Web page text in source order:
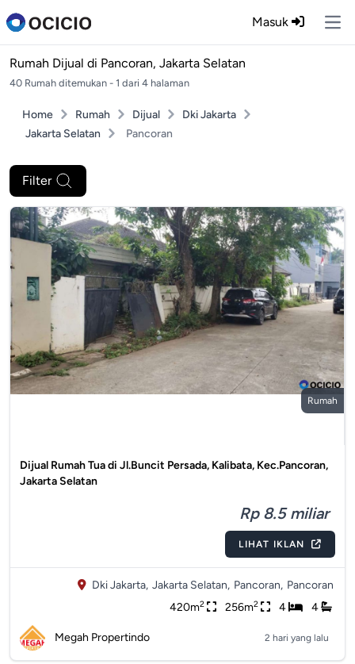
Masuk
Rumah Dijual di Pancoran, Jakarta Selatan
40 Rumah ditemukan - 1 dari 4 halaman
Home Rumah Dijual
Dki Jakarta
Jakarta Selatan
Pancoran
Filter
Rumah
Dijual Rumah Tua di Jl.Buncit Persada, Kalibata, Kec.Pancoran,
Jakarta Selatan
Rp 8.5 miliar
LIHAT IKLAN
Dki Jakarta, Jakarta Selatan, Pancoran, Pancoran
420m2 256m2 4 4
Megah Propertindo 2 hari yang lalu